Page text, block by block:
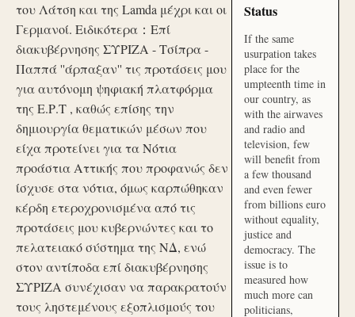
του Λάτση και της Lamda μέχρι και οι
Γερμανοί. Ειδικότερα：Επί
διακυβέρνησης ΣΥΡΙΖΑ - Τσίπρα -
Παππά ''άρπαξαν'' τις προτάσεις μου
για αυτόνομη ψηφιακή πλατφόρμα
της Ε.Ρ.Τ , καθώς επίσης την
δημιουργία θεματικών μέσων που
είχα προτείνει για τα Νότια
προάστια Αττικής που προφανώς δεν
ίσχυσε στα νότια, όμως καρπώθηκαν
κέρδη ετεροχρονισμένα από τις
προτάσεις μου κυβερνώντες και το
πελατειακό σύστημα της ΝΔ, ενώ
στον αντίποδα επί διακυβέρνησης
ΣΥΡΙΖΑ συνέχισαν να παρακρατούν
τους ληστεμένους εξοπλισμούς του
Status
If the same
usurpation takes
place for the
umpteenth time in
our country, as
with the airwaves
and radio and
television, few
will benefit from
a few thousand
and even fewer
from billions euro
without equality,
justice and
democracy. The
issue is to
measured how
much more can
politicians,